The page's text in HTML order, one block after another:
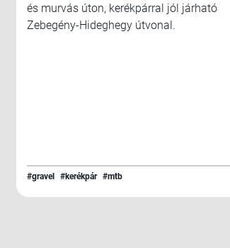
és murvás úton, kerékpárral jól járható
Zebegény-Hideghegy útvonal.
#gravel #kerékpár #mtb